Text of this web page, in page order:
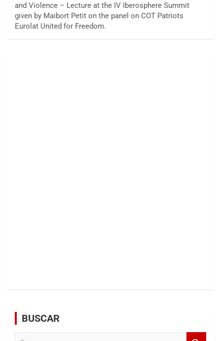
and Violence – Lecture at the IV Iberosphere Summit
given by Maibort Petit on the panel on COT Patriots
Eurolat United for Freedom.
BUSCAR